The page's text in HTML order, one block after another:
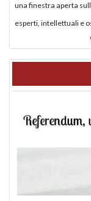
una finestra aperta
esperti, intellettuali e